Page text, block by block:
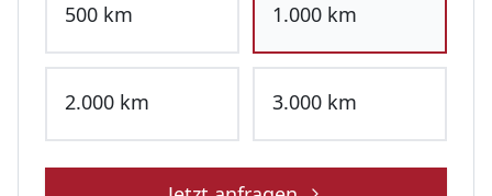
500 km 1.000 km
2.000 km 3.000 km